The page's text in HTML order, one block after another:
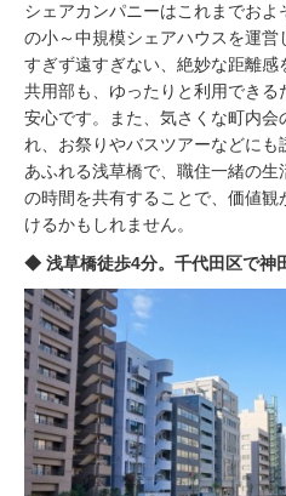
シェアカンパニーはこれまでお
の小～中規模シェアハウスを運
すぎず遠すぎない、絶妙な距離感
共用部も、ゆったりと利用でき
安心です。また、気さくな町内会
れ、お祭りやバスツアーなどに
あふれる浅草橋で、職住一緒の生
の時間を共有することで、価値
けるかもしれません。
◆ 浅草橋徒歩4分。千代田区で神